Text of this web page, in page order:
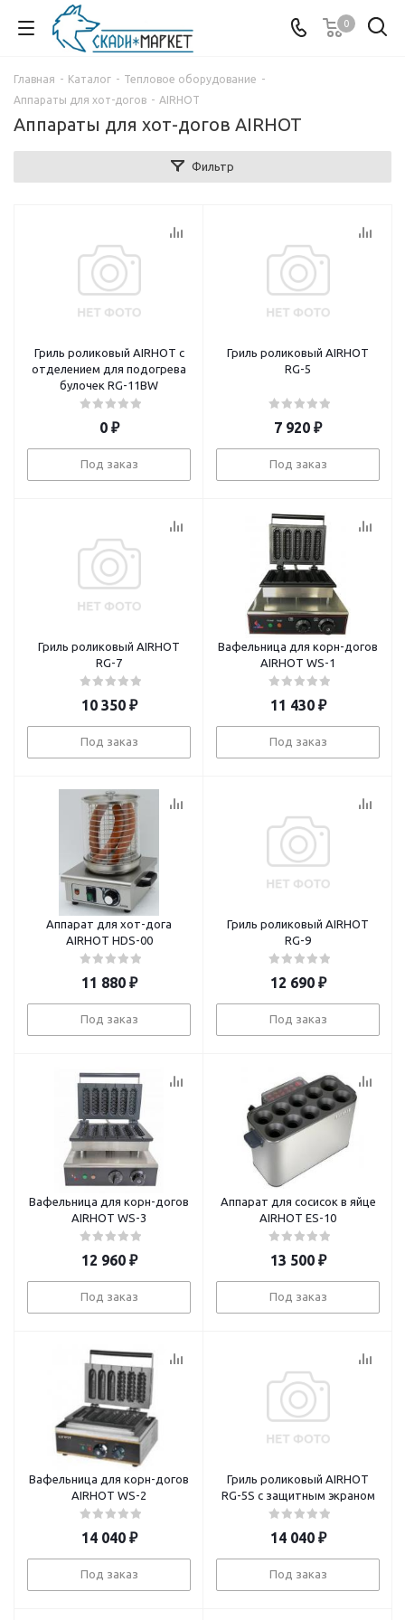
0
Главная - Каталог - Тепловое оборудование -
Аппараты для хот-догов - AIRHOT
Аппараты для хот-догов AIRHOT
Фильтр
Гриль роликовый AIRHOT с
отделением для подогрева
булочек RG-11BW
0₽
Под заказ
Гриль роликовый AIRHOT
RG-5
7 920 ₽
Под заказ
Гриль роликовый AIRHOT
RG-7
10 350₽
Под заказ
Вафельница для корн-догов
AIRHOT WS-1
11 430₽
Под заказ
Аппарат для хот-дога
AIRHOT HDS-00
11 880₽
Под заказ
Гриль роликовый AIRHOT
RG-9
12 690₽
Под заказ
Вафельница для корн-догов
AIRHOT WS-3
12 960₽
Под заказ
Аппарат для сосисок в яйце
AIRHOT ES-10
13 500₽
Под заказ
Вафельница для корн-догов
AIRHOT WS-2
14 040₽
Под заказ
Гриль роликовый AIRHOT
RG-5S с защитным экраном
14 040₽
Под заказ